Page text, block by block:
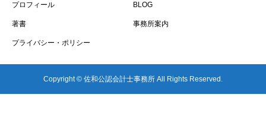
プロフィール BLOG
著書 事務所案内
プライバシー・ポリシー
Copyright © 佐和公認会計士事務所 All Rights Reserved.